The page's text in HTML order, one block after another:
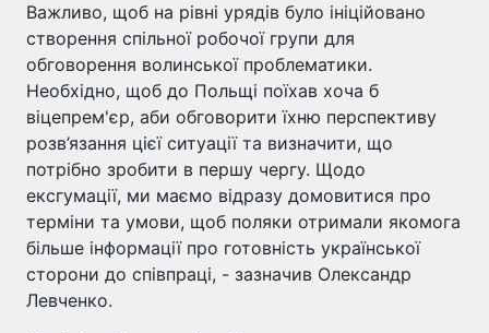
Важливо, щоб на рівні урядів було ініційовано
створення спільної робочої групи для
обговорення волинської проблематики.
Необхідно, щоб до Польщі поїхав хоча б
віцепрем'єр, аби обговорити їхню перспективу
розв’язання цієї ситуації та визначити, що
потрібно зробити в першу чергу. Щодо
ексгумації, ми маємо відразу домовитися про
терміни та умови, щоб поляки отримали якомога
більше інформації про готовність української
сторони до співпраці, - зазначив Олександр
Левченко.